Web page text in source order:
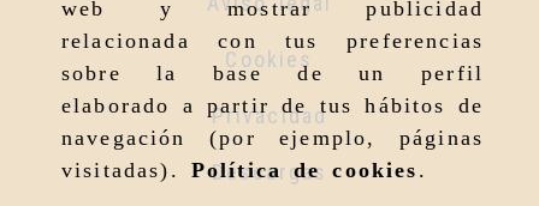
web y mostrar publicidad
relacionada con tus preferencias
sobre la base de un perfil
elaborado a partir de tus hábitos de
navegación (por ejemplo, páginas
visitadas). Política de cookies .
Cookies
Privacidad
Descargas